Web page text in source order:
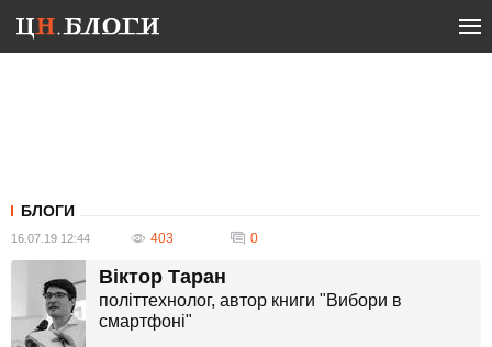
БЛОГИ
16.07.19 12:44 403 0
Віктор Таран
політтехнолог, автор книги "Вибори в
смартфоні"